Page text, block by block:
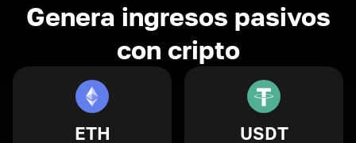
Genera ingresos pasivos
con cripto
ETH USDT